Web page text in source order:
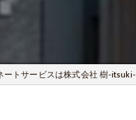
ートサービスは株式会社 樹-itsuki-